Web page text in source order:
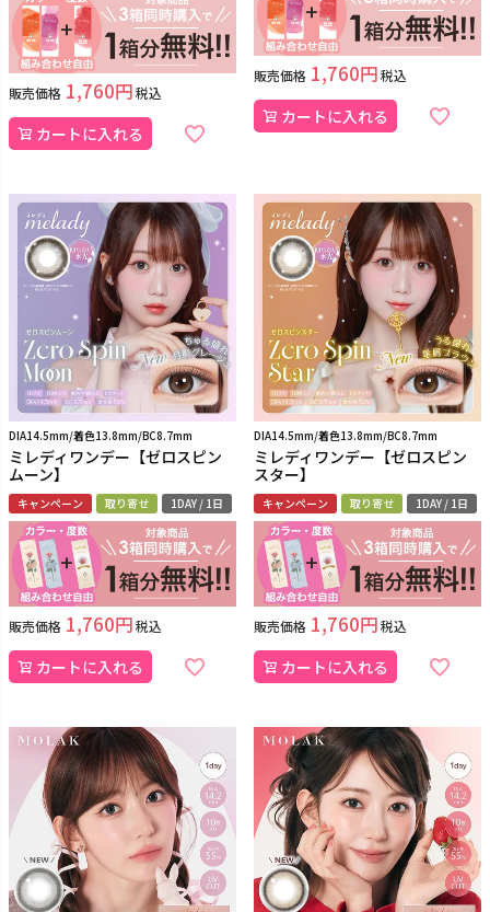
販売価格 1,760 税込
カートに入れる
販売価格 1,760 税込
カートに入れる
DIA14.5mm/着色13.8mm/BC8.7mm
ミレディワンデー【ゼロスピン
ムーン】
キャンペーン 取り寄せ 1DAY / 1日
販売価格 1,760 税込
カートに入れる
DIA14.5mm/着色13.8mm/BC8.7mm
ミレディワンデー【ゼロスピン
スター】
キャンペーン 取り寄せ 1DAY / 1日
販売価格 1,760 税込
カートに入れる